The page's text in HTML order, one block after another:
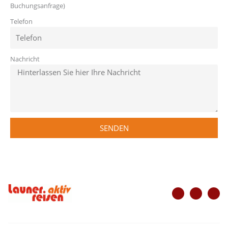
Buchungsanfrage)
Telefon
Nachricht
SENDEN